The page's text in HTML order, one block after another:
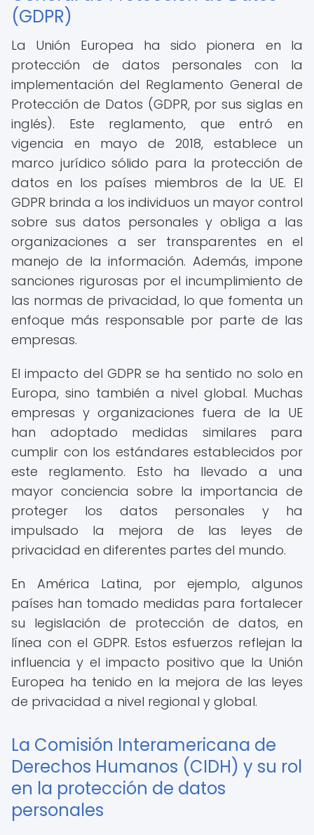
(GDPR)
La Unión Europea ha sido pionera en la
protección de datos personales con la
implementación del Reglamento General de
Protección de Datos (GDPR, por sus siglas en
inglés). Este reglamento, que entró en
vigencia en mayo de 2018, establece un
marco jurídico sólido para la protección de
datos en los países miembros de la UE. El
GDPR brinda a los individuos un mayor control
sobre sus datos personales y obliga a las
organizaciones a ser transparentes en el
manejo de la información. Además, impone
sanciones rigurosas por el incumplimiento de
las normas de privacidad, lo que fomenta un
enfoque más responsable por parte de las
empresas.
El impacto del GDPR se ha sentido no solo en
Europa, sino también a nivel global. Muchas
empresas y organizaciones fuera de la UE
han adoptado medidas similares para
cumplir con los estándares establecidos por
este reglamento. Esto ha llevado a una
mayor conciencia sobre la importancia de
proteger los datos personales y ha
impulsado la mejora de las leyes de
privacidad en diferentes partes del mundo.
En América Latina, por ejemplo, algunos
países han tomado medidas para fortalecer
su legislación de protección de datos, en
línea con el GDPR. Estos esfuerzos reflejan la
influencia y el impacto positivo que la Unión
Europea ha tenido en la mejora de las leyes
de privacidad a nivel regional y global.
La Comisión Interamericana de
Derechos Humanos (CIDH) y su rol
en la protección de datos
personales